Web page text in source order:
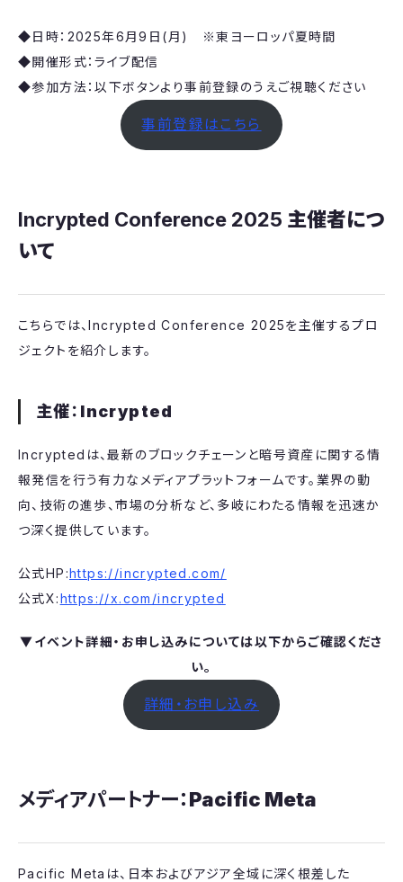
◆日時：2025年6月9日(月) ※東ヨーロッパ夏時間
◆開催形式：ライブ配信
◆参加方法：以下ボタンより事前登録のうえご視聴ください
事前登録はこちら
Incrypted Conference 2025 主催者につ
いて
こちらでは、Incrypted Conference 2025を主催するプロ
ジェクトを紹介します。
主催： Incrypted
Incryptedは、最新のブロックチェーンと暗号資産に関する情
報発信を行う有力なメディアプラットフォームです。業界の動
向、技術の進歩、市場の分析など、多岐にわたる情報を迅速か
つ深く提供しています。
公式HP:https://incrypted.com/
公式X:https://x.com/incrypted
▼イベント詳細・お申し込みについては以下からご確認くださ
い。
詳細・お申し込み
メディアパートナー：Pacific Meta
Pacific Metaは、日本およびアジア全域に深く根差した